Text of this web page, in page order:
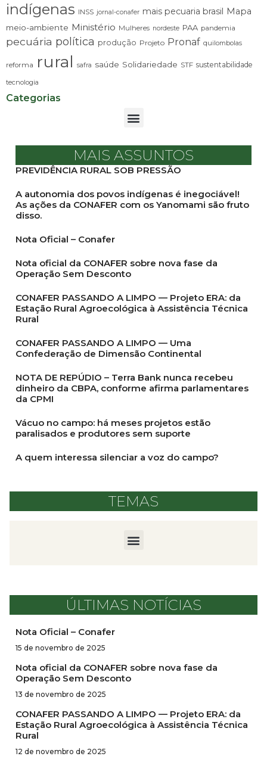
indígenas INSS jornal-conafer mais pecuaria brasil Mapa
meio-ambiente Ministério Mulheres nordeste PAA pandemia
pecuária política produção Projeto Pronaf quilombolas
reforma rural safra saúde Solidariedade STF sustentabilidade
tecnologia
Categorias
MAIS ASSUNTOS
PREVIDÊNCIA RURAL SOB PRESSÃO
A autonomia dos povos indígenas é inegociável!
As ações da CONAFER com os Yanomami são fruto
disso.
Nota Oficial – Conafer
Nota oficial da CONAFER sobre nova fase da
Operação Sem Desconto
CONAFER PASSANDO A LIMPO — Projeto ERA: da
Estação Rural Agroecológica à Assistência Técnica
Rural
CONAFER PASSANDO A LIMPO — Uma
Confederação de Dimensão Continental
NOTA DE REPÚDIO – Terra Bank nunca recebeu
dinheiro da CBPA, conforme afirma parlamentares
da CPMI
Vácuo no campo: há meses projetos estão
paralisados e produtores sem suporte
A quem interessa silenciar a voz do campo?
TEMAS
ÚLTIMAS NOTÍCIAS
Nota Oficial – Conafer
15 de novembro de 2025
Nota oficial da CONAFER sobre nova fase da
Operação Sem Desconto
13 de novembro de 2025
CONAFER PASSANDO A LIMPO — Projeto ERA: da
Estação Rural Agroecológica à Assistência Técnica
Rural
12 de novembro de 2025